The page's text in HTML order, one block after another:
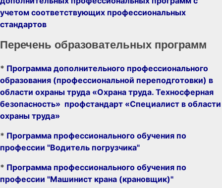
учетом соответствующих профессиональных
стандартов
Перечень образовательных программ
* Программа дополнительного профессионального
образования (профессиональной переподготовки) в
области охраны труда «Охрана труда. Техносферная
безопасность» профстандарт «Специалист в области
охраны труда»
* Программа профессионального обучения по
профессии "Водитель погрузчика"
* Программа профессионального обучения по
профессии "Машинист крана (крановщик)"